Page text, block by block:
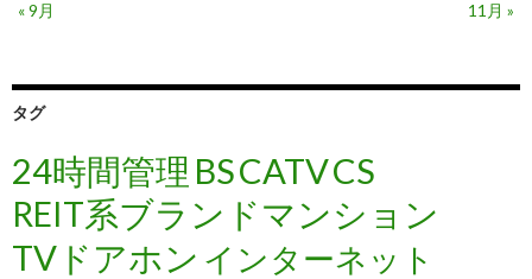
« 9月 11月 »
タグ
24時間管理 BSCATVCS
REIT系ブランドマンション
TVドアホン インターネット